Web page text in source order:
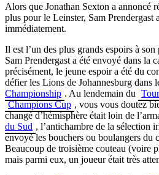
Alors que Jonathan Sexton a annoncé
plus pour le Leinster, Sam Prendergast
immédiatement.
Il est l’un des plus grands espoirs à
Sam Prendergast a été envoyé dans la
précisément, le jeune espoir a été du
défier les Lions de Johannesburg dans
Championship . Au lendemain du
Champions Cup , vous vous doutez
changé d’hémisphère était loin de
du Sud , l’antichambre de la sélection
envoyé les bouchers ou boulangers du
Beaucoup de troisième couteau (voire
mais parmi eux, un joueur était très